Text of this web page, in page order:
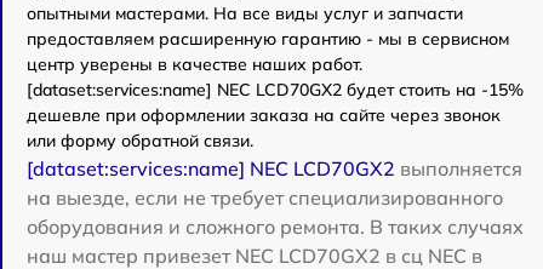
опытными мастерами. На все виды услуг и запчасти
предоставляем расширенную гарантию - мы в сервисном
центр уверены в качестве наших работ.
[dataset:services:name] NEC LCD70GX2 будет стоить на -15%
дешевле при оформлении заказа на сайте через звонок
или форму обратной связи.
[dataset:services:name] NEC LCD70GX2 выполняется
на выезде, если не требует специализированного
оборудования и сложного ремонта. В таких случаях
наш мастер привезет NEC LCD70GX2 в сц NEC в